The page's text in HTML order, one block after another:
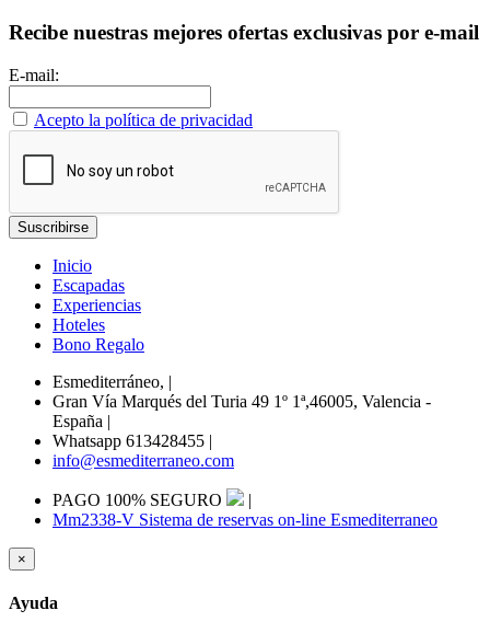
Recibe nuestras mejores ofertas exclusivas por e-mail
E-mail:
Acepto la política de privacidad
Inicio
Escapadas
Experiencias
Hoteles
Bono Regalo
Esmediterráneo, |
Gran Vía Marqués del Turia 49 1º 1ª,46005, Valencia -
España |
Whatsapp 613428455 |
info@esmediterraneo.com
PAGO 100% SEGURO
|
Mm2338-V Sistema de reservas on-line Esmediterraneo
×
Ayuda